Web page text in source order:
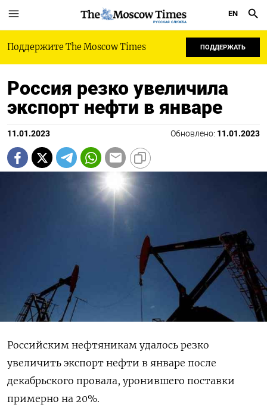
РУССКАЯ СЛУЖБА
EN
Поддержите The Moscow Times ПОДДЕРЖАТЬ
Россия резко увеличила
экспорт нефти в январе
11.01.2023 Обновлено: 11.01.2023
Российским нефтяникам удалось резко
увеличить экспорт нефти в январе после
декабрьского провала, уронившего поставки
примерно на 20%.